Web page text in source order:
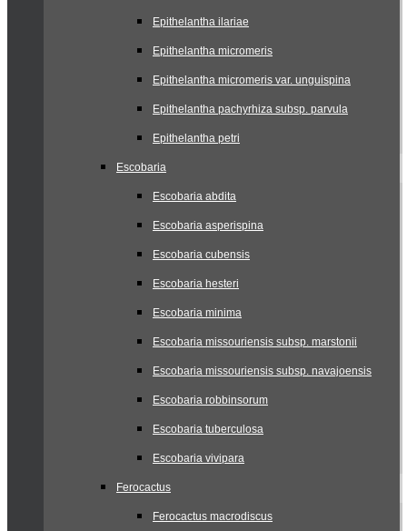
Epithelantha ilariae
Epithelantha micromeris
Epithelantha micromeris var. unguispina
Epithelantha pachyrhiza subsp. parvula
Epithelantha petri
Escobaria
Escobaria abdita
Escobaria asperispina
Escobaria cubensis
Escobaria hesteri
Escobaria minima
Escobaria missouriensis subsp. marstonii
Escobaria missouriensis subsp. navajoensis
Escobaria robbinsorum
Escobaria tuberculosa
Escobaria vivipara
Ferocactus
Ferocactus macrodiscus